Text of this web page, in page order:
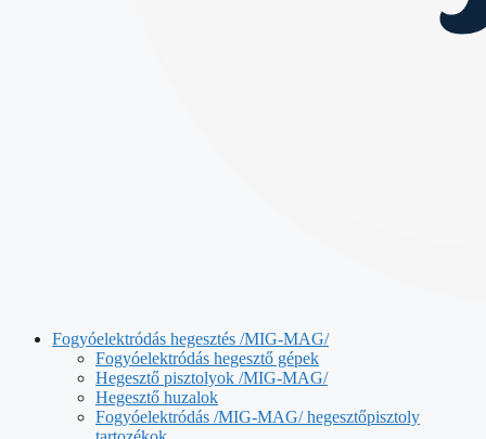
Fogyóelektródás hegesztés /MIG-MAG/
Fogyóelektródás hegesztő gépek
Hegesztő pisztolyok /MIG-MAG/
Hegesztő huzalok
Fogyóelektródás /MIG-MAG/ hegesztőpisztoly